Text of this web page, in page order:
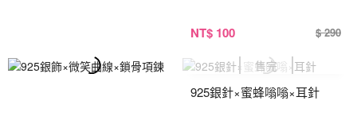
NT$ 100 $ 290
925銀針×蜜蜂嗡嗡×耳針